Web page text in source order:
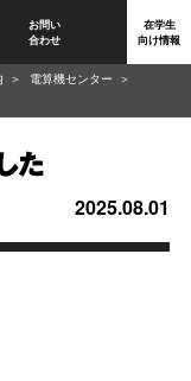
お問い
合わせ
在学生
向け情報
た
2025.08.01
電算機センター